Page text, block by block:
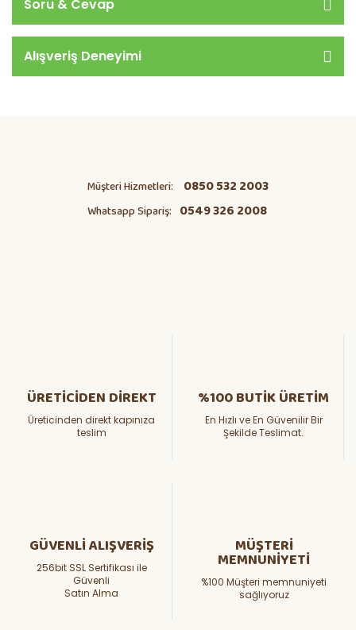
Soru & Cevap
Alışveriş Deneyimi
Müşteri Hizmetleri: 0850 532 2003
Whatsapp Sipariş: 0549 326 2008
ÜRETİCİDEN DİREKT
Üreticinden direkt kapınıza
teslim
%100 BUTİK ÜRETİM
En Hızlı ve En Güvenilir Bir
Şekilde Teslimat.
GÜVENLİ ALIŞVERİŞ
256bit SSL Sertifikası ile
Güvenli
Satın Alma
MÜŞTERİ
MEMNUNİYETİ
%100 Müşteri memnuniyeti
sağlıyoruz